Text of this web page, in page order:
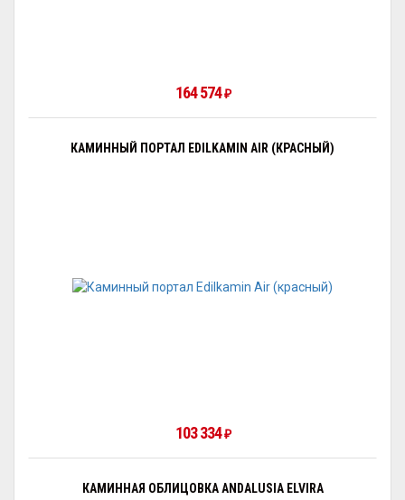
164 574₽
КАМИННЫЙ ПОРТАЛ EDILKAMIN AIR (КРАСНЫЙ)
103 334₽
КАМИННАЯ ОБЛИЦОВКА ANDALUSIA ELVIRA